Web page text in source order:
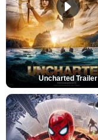
Uncharted Trailer